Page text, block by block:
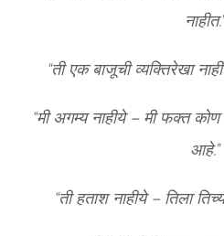
नाहीत.”
“ती एक बाजूची व्यक्तिरेखा
“मी अगम्य नाहीये – मी फक्त
आहे.”
“ती हताश नाहीये – तिला